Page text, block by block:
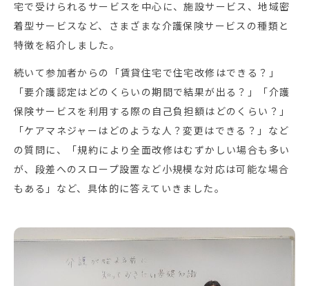
宅で受けられるサービスを中心に、施設サービス、地域密
着型サービスなど、さまざまな介護保険サービスの種類と
特徴を紹介しました。
続いて参加者からの「賃貸住宅で住宅改修はできる？」
「要介護認定はどのくらいの期間で結果が出る？」「介護
保険サービスを利用する際の自己負担額はどのくらい？」
「ケアマネジャーはどのような人？変更はできる？」など
の質問に、「規約により全面改修はむずかしい場合も多い
が、段差へのスロープ設置など小規模な対応は可能な場合
もある」など、具体的に答えていきました。